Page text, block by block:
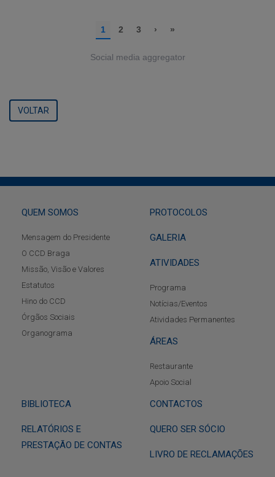
Social media aggregator
VOLTAR
QUEM SOMOS
Mensagem do Presidente
O CCD Braga
Missão, Visão e Valores
Estatutos
Hino do CCD
Órgãos Sociais
Organograma
PROTOCOLOS
GALERIA
ATIVIDADES
Programa
Notícias/Eventos
Atividades Permanentes
ÁREAS
Restaurante
Apoio Social
BIBLIOTECA CONTACTOS
RELATÓRIOS E
PRESTAÇÃO DE CONTAS
QUERO SER SÓCIO
LIVRO DE RECLAMAÇÕES